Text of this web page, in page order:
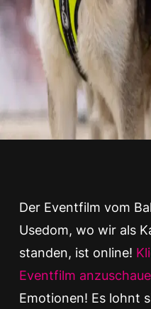
Der Eventfilm vom
Usedom, wo wir als
standen, ist online!
Eventfilm
Emotionen! Es lohnt